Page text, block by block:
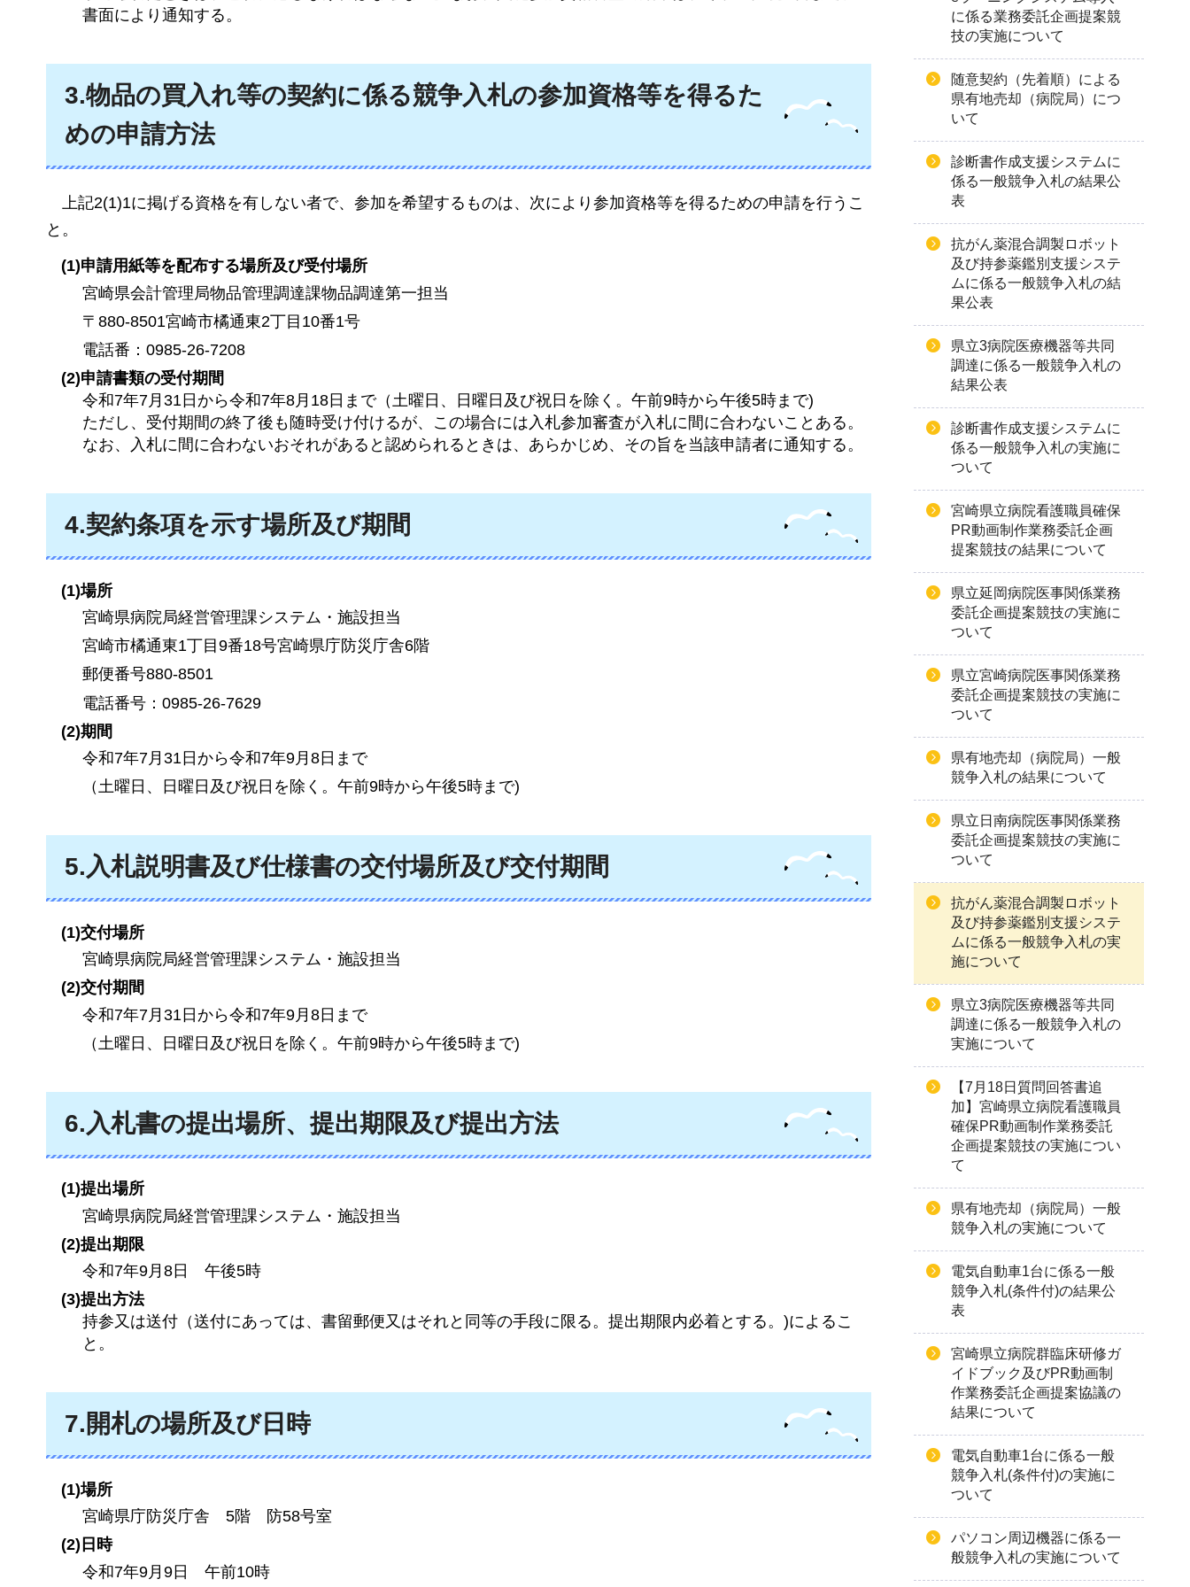
書面により通知する。
3.物品の買入れ等の契約に係る競争入札の参加資格等を得るた
めの申請方法
上記2(1)1に掲げる資格を有しない者で、参加を希望するものは、次により参加資格等を得るための申請を行うこ
と。
(1)申請用紙等を配布する場所及び受付場所
宮崎県会計管理局物品管理調達課物品調達第一担当
〒880-8501宮崎市橘通東2丁目10番1号
電話番：0985-26-7208
(2)申請書類の受付期間
令和7年7月31日から令和7年8月18日まで（土曜日、日曜日及び祝日を除く。午前9時から午後5時まで)
ただし、受付期間の終了後も随時受け付けるが、この場合には入札参加審査が入札に間に合わないことある。
なお、入札に間に合わないおそれがあると認められるときは、あらかじめ、その旨を当該申請者に通知する。
4.契約条項を示す場所及び期間
(1)場所
宮崎県病院局経営管理課システム・施設担当
宮崎市橘通東1丁目9番18号宮崎県庁防災庁舎6階
郵便番号880-8501
電話番号：0985-26-7629
(2)期間
令和7年7月31日から令和7年9月8日まで
（土曜日、日曜日及び祝日を除く。午前9時から午後5時まで)
5.入札説明書及び仕様書の交付場所及び交付期間
(1)交付場所
宮崎県病院局経営管理課システム・施設担当
(2)交付期間
令和7年7月31日から令和7年9月8日まで
（土曜日、日曜日及び祝日を除く。午前9時から午後5時まで)
6.入札書の提出場所、提出期限及び提出方法
(1)提出場所
宮崎県病院局経営管理課システム・施設担当
(2)提出期限
令和7年9月8日
午後5時
(3)提出方法
持参又は送付（送付にあっては、書留郵便又はそれと同等の手段に限る。提出期限内必着とする。)によるこ
と。
7.開札の場所及び日時
(1)場所
宮崎県庁防災庁舎
5階 防58号室
(2)日時
令和7年9月9日
午前10時
に係る業務委託企画提案競
技の実施について
随意契約（先着順）による
県有地売却（病院局）につ
いて
診断書作成支援システムに
係る一般競争入札の結果公
表
抗がん薬混合調製ロボット
及び持参薬鑑別支援システ
ムに係る一般競争入札の結
果公表
県立3病院医療機器等共同
調達に係る一般競争入札の
結果公表
診断書作成支援システムに
係る一般競争入札の実施に
ついて
宮崎県立病院看護職員確保
PR動画制作業務委託企画
提案競技の結果について
県立延岡病院医事関係業務
委託企画提案競技の実施に
ついて
県立宮崎病院医事関係業務
委託企画提案競技の実施に
ついて
県有地売却（病院局）一般
競争入札の結果について
県立日南病院医事関係業務
委託企画提案競技の実施に
ついて
抗がん薬混合調製ロボット
及び持参薬鑑別支援システ
ムに係る一般競争入札の実
施について
県立3病院医療機器等共同
調達に係る一般競争入札の
実施について
【7月18日質問回答書追
加】宮崎県立病院看護職員
確保PR動画制作業務委託
企画提案競技の実施につい
て
県有地売却（病院局）一般
競争入札の実施について
電気自動車1台に係る一般
競争入札(条件付)の結果公
表
宮崎県立病院群臨床研修ガ
イドブック及びPR動画制
作業務委託企画提案協議の
結果について
電気自動車1台に係る一般
競争入札(条件付)の実施に
ついて
パソコン周辺機器に係る一
般競争入札の実施について